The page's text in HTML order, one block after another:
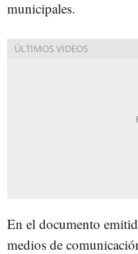
municipales.
En el documento
medios de